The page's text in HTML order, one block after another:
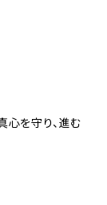
心を守り、進む